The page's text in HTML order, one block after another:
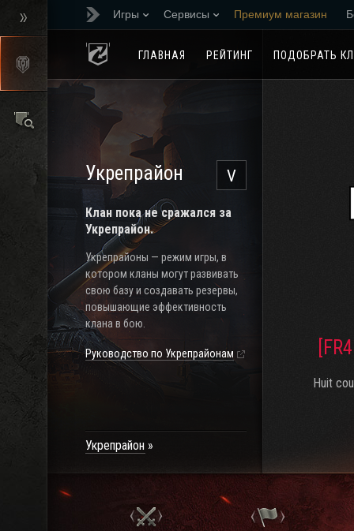
Игры Сервисы Премиум магазин
ГЛАВНАЯ
РЕЙТИНГ ПОДОБРАТЬ
V
Укрепрайон
Клан пока не сражался за
Укрепрайон.
Укрепрайоны — режим игры, в
котором кланы могут развивать
свою базу и создавать резервы,
повышающие эффективность
клана в бою.
Руководство по Укрепрайонам
Укрепрайон
Huit